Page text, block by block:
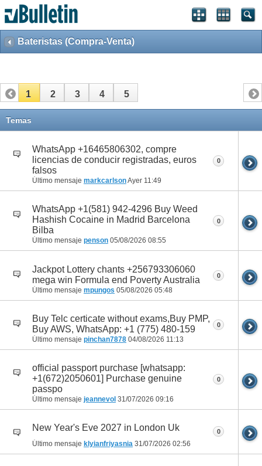
Bateristas (Compra-Venta)
1 2 3 4 5
Temas
WhatsApp +16465806302, compre
licencias de conducir registradas, euros
falsos
Último mensaje markcarlsonAyer 11:49
0
WhatsApp +1(581) 942-4296 Buy Weed
Hashish Cocaine in Madrid Barcelona
Bilba
Último mensaje penson 05/08/2026 08:55
0
Jackpot Lottery chants +256793306060
mega win Formula end Poverty Australia
Último mensaje mpungos 05/08/2026 05:48
0
Buy Telc certicate without exams,Buy PMP,
Buy AWS, WhatsApp: +1 (775) 480-159
Último mensaje pinchan7878 04/08/2026 11:13
0
official passport purchase [whatsapp:
+1(672)2050601] Purchase genuine
passpo
Último mensaje jeannevol 31/07/2026 09:16
0
New Year's Eve 2027 in London Uk
Último mensaje klyianfriyasnia 31/07/2026 02:56
0